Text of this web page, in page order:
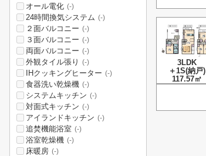
3LDK
＋1S(納戸)
117.57㎡
オール電化 (-)
24時間換気システム (-)
２面バルコニー (-)
３面バルコニー (-)
両面バルコニー (-)
外観タイル張り (-)
IHクッキングヒーター (-)
食器洗い乾燥機 (-)
システムキッチン (-)
対面式キッチン (-)
アイランドキッチン (-)
追焚機能浴室 (-)
浴室乾燥機 (-)
床暖房 (-)